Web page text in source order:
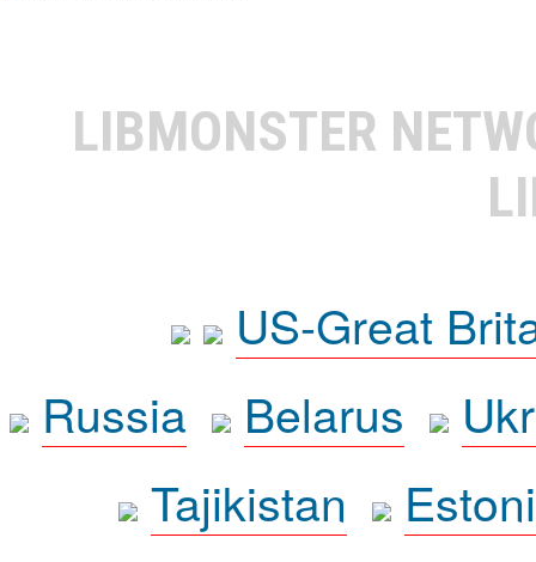
LIBMONSTER
US-Great
Russia
Belarus
Tajikistan